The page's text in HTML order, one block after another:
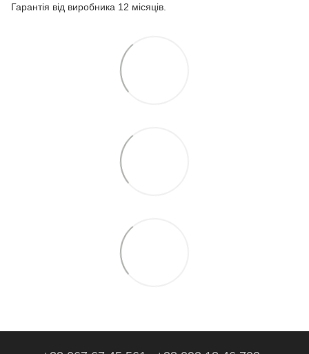
Гарантія від виробника 12 місяців.